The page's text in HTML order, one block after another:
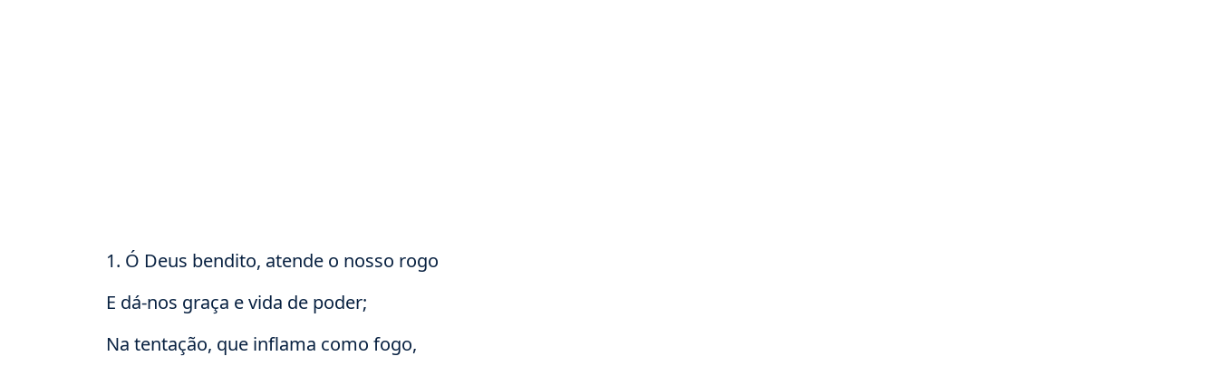
1. Ó Deus bendito, atende o nosso rogo
E dá-nos graça e vida de poder;
Na tentação, que inflama como fogo,